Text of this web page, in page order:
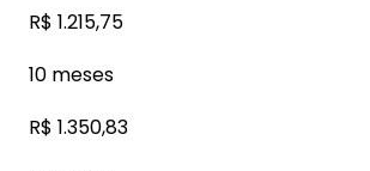
R$ 1.215,75
10 meses
R$ 1.350,83